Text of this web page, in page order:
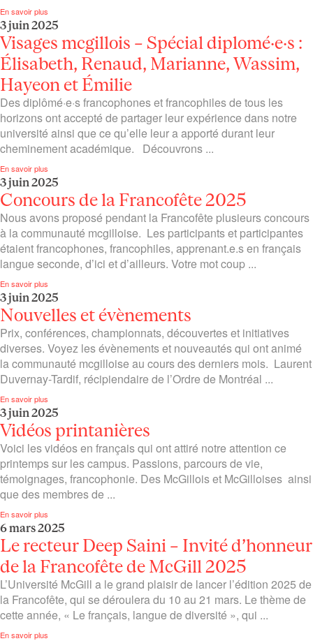
En savoir plus
3 juin 2025
Visages mcgillois – Spécial diplomé·e·s :
Élisabeth, Renaud, Marianne, Wassim,
Hayeon et Émilie
Des diplômé·e·s francophones et francophiles de tous les
horizons ont accepté de partager leur expérience dans notre
université ainsi que ce qu’elle leur a apporté durant leur
cheminement académique. Découvrons ...
En savoir plus
3 juin 2025
Concours de la Francofête 2025
Nous avons proposé pendant la Francofête plusieurs concours
à la communauté mcgilloise. Les participants et participantes
étaient francophones, francophiles, apprenant.e.s en français
langue seconde, d’ici et d’ailleurs. Votre mot coup ...
En savoir plus
3 juin 2025
Nouvelles et évènements
Prix, conférences, championnats, découvertes et initiatives
diverses. Voyez les évènements et nouveautés qui ont animé
la communauté mcgilloise au cours des derniers mois. Laurent
Duvernay-Tardif, récipiendaire de l’Ordre de Montréal ...
En savoir plus
3 juin 2025
Vidéos printanières
Voici les vidéos en français qui ont attiré notre attention ce
printemps sur les campus. Passions, parcours de vie,
témoignages, francophonie. Des McGillois et McGilloises ainsi
que des membres de ...
En savoir plus
6 mars 2025
Le recteur Deep Saini – Invité d’honneur
de la Francofête de McGill 2025
L’Université McGill a le grand plaisir de lancer l’édition 2025 de
la Francofête, qui se déroulera du 10 au 21 mars. Le thème de
cette année, « Le français, langue de diversité », qui ...
En savoir plus